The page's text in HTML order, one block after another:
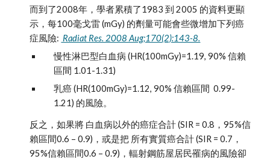
而到了2008年，學者累積了1983 到 2005 的資料更顯
示，每100毫戈雷 (mGy) 的劑量可能會些微增加下列癌
症風險: Radiat Res. 2008 Aug;170(2):143-8.
慢性淋巴型白血病 (HR(100mGy)=1.19, 90% 信賴
區間 1.01-1.31)
乳癌 (HR(100mGy)=1.12, 90% 信賴區間  0.99-
1.21) 的風險。
反之，如果將 白血病以外的癌症合計 (SIR = 0.8，95%信
賴區間0.6 – 0.9)，或是把 所有實質癌合計 (SIR = 0.7，
95%信賴區間0.6 – 0.9)，輻射鋼筋屋居民罹病的風險卻